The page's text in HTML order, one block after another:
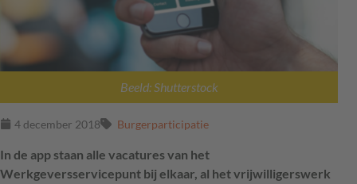
Beeld: Shutterstock
4 december 2018 Burgerparticipatie
In de app staan alle vacatures van het
Werkgeversservicepunt bij elkaar, al het vrijwilligerswerk